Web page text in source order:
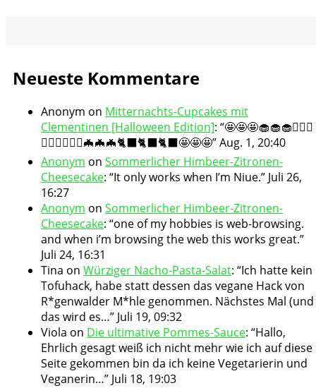
Neueste Kommentare
Anonym on Mitternachts-Cupcakes mit
Clementinen [Halloween Edition]: “🤩🤩🤩🧁🧁🧁🧛🏻‍♀️
🧛🏻‍♀️🧛🏻‍♀️🦇🦇🦇🐈‍⬛🐈‍⬛🐈‍⬛🤩🤩🤩”Aug. 1, 20:40
Anonym on Sommerlicher Himbeer-Zitronen-
Cheesecake: “It only works when I’m Niue.” Juli 26,
16:27
Anonym on Sommerlicher Himbeer-Zitronen-
Cheesecake: “one of my hobbies is web-browsing.
and when i’m browsing the web this works great.”
Juli 24, 16:31
Tina on Würziger Nacho-Pasta-Salat: “Ich hatte kein
Tofuhack, habe statt dessen das vegane Hack von
R*genwalder M*hle genommen. Nächstes Mal (und
das wird es…” Juli 19, 09:32
Viola on Die ultimative Pommes-Sauce: “Hallo,
Ehrlich gesagt weiß ich nicht mehr wie ich auf diese
Seite gekommen bin da ich keine Vegetarierin und
Veganerin…” Juli 18, 19:03